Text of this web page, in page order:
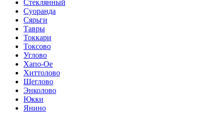
Стеклянный
Суоранда
Сярьги
Тавры
Токкари
Токсово
Углово
Хапо-Ое
Хиттолово
Щеглово
Энколово
Юкки
Янино